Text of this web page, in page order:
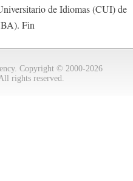
de Idiomas (CUI) de
Fin
Copyright © 2000-2026
rights reserved.